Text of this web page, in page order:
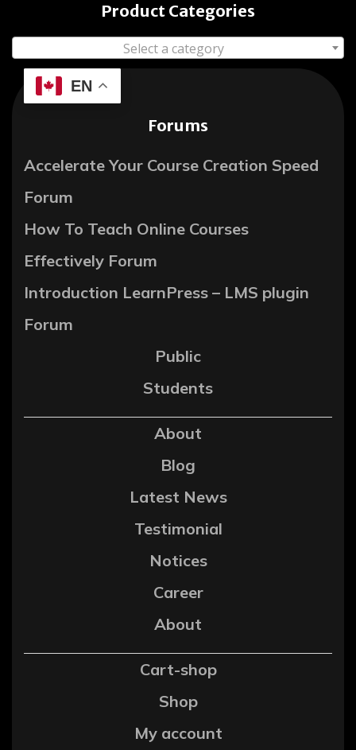
Product Categories
Select a category
EN
Forums
Accelerate Your Course Creation Speed
Forum
How To Teach Online Courses
Effectively Forum
Introduction LearnPress – LMS plugin
Forum
Public
Students
About
Blog
Latest News
Testimonial
Notices
Career
About
Cart-shop
Shop
My account